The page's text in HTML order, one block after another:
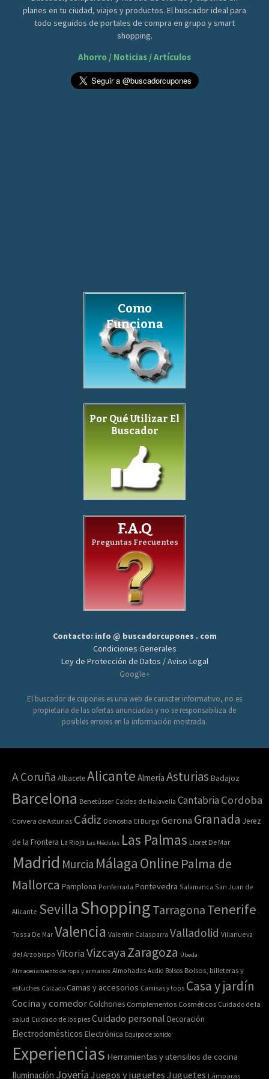
planes en tu ciudad, viajes y productos. El buscador ideal para
todo seguidos de portales de compra en grupo y smart
shopping.
Ahorro / Noticias / Artículos
Como
Funciona
Por Qué Utilizar El
Buscador
F.A.Q
Preguntas Frecuentes
Contacto: info @ buscadorcupones . com
Condiciones Generales
Ley de Protección de Datos / Aviso Legal
Google+
El buscador de cupones es una web de caracter informativo, no es
propietaria de las ofertas anunciadas y no se responsabiliza de
posibles errores en la información mostrada.
A Coruña AlbaceteAlicante Almería Asturias Badajoz
Barcelona Benetússer Caldes de Malavella Cantabria Cordoba
Corvera de Asturias Cádiz Donostia El Burgo Gerona Granada Jerez
de la Frontera La Rioja Las Médulas Las Palmas Lloret De Mar
Madrid Murcia Málaga Online Palma de
Mallorca Pamplona Ponferrada Pontevedra Salamanca San Juan de
Alicante Sevilla Shopping Tarragona Tenerife
Tossa De Mar Valencia Valentin Calasparra Valladolid Villanueva
del Arzobispo Vitoria VizcayaZaragoza Úbeda
Almacenamiento de ropa y armarios Almohadas Audio Bolsos Bolsos, billeteras y
estuches Calzado Camas y accesorios Camisas y tops Casa y jardín
Cocina y comedor Colchones Complementos Cosméticos Cuidado de la
salud Cuidado de los pies Cuidado personal Decoración
Electrodomésticos Electrónica Equipo de sonido
Experiencias Herramientas y utensilios de cocina
Iluminación Joyería Juegos y juguetes Juguetes Lámparas